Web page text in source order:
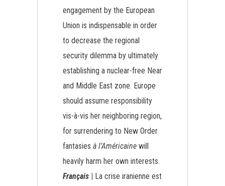
engagement by the European
Union is indispensable in order
to decrease the regional
security dilemma by ultimately
establishing a nuclear-free Near
and Middle East zone. Europe
should assume responsibility
vis-à-vis her neighboring region,
for surrendering to New Order
fantasies à l’Américaine will
heavily harm her own interests.
Français | La crise iranienne est